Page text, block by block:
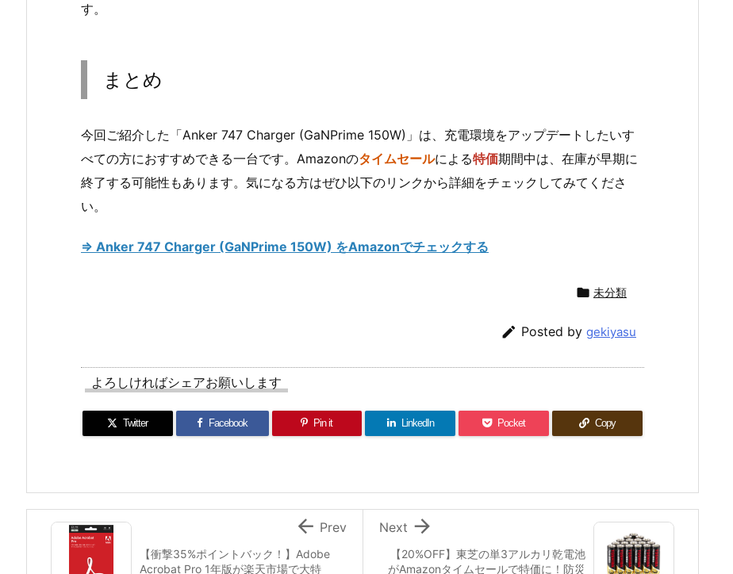
す。
まとめ
今回ご紹介した「Anker 747 Charger (GaNPrime 150W)」は、充電環境をアップデートしたいす
べての方におすすめできる一台です。Amazonのタイムセールによる特価期間中は、在庫が早期に
終了する可能性もあります。気になる方はぜひ以下のリンクから詳細をチェックしてみてくださ
い。
⇒ Anker 747 Charger (GaNPrime 150W) をAmazonでチェックする
 未分類
 Posted by gekiyasu
よろしければシェアお願いします
Twitter Facebook Pin it LinkedIn Pocket Copy
【20%OFF】東芝の単3アルカリ乾電池
がAmazonタイムセールで特価に！防災

Next
【衝撃35%ポイントバック！】Adobe
Acrobat Pro 1年版が楽天市場で大特
 Prev